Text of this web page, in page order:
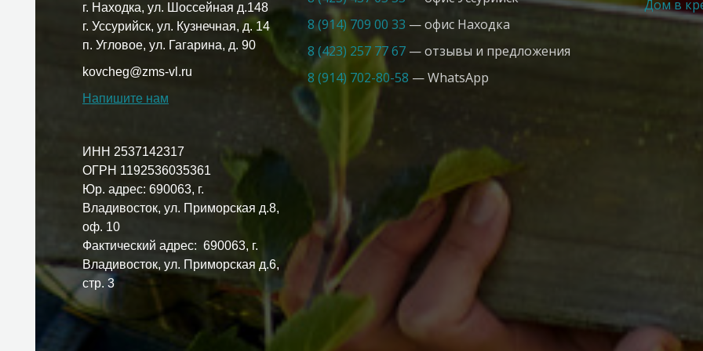
г. Находка, ул. Шоссейная д.148
г. Уссурийск, ул. Кузнечная, д. 14
п. Угловое, ул. Гагарина, д. 90
kovcheg@zms-vl.ru
Напишите нам
ИНН 2537142317
ОГРН 1192536035361
Юр. адрес: 690063, г.
Владивосток, ул. Приморская д.8,
оф. 10
Фактический адрес: 690063, г.
Владивосток, ул. Приморская д.6,
стр. 3
8 (914) 709 00 33 — офис Находка
8 (423) 257 77 67— отзывы и предложения
8 (914) 702-80-58 — WhatsApp
Дом в